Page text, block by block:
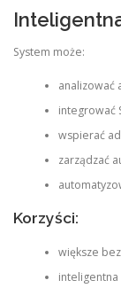
System może:
analizować
integrować
wspierać
zarządzać
Korzyści:
większe
inteligentna